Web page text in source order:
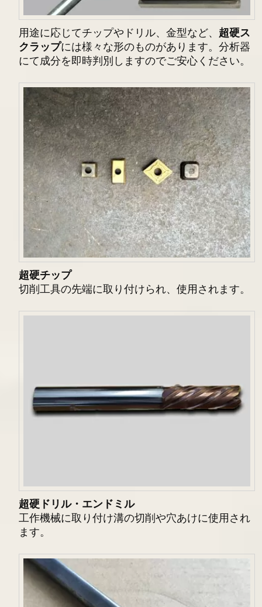
用途に応じてチップやドリル、金型など、 超硬ス
クラップには様々な形のものがあります。分析器
にて成分を即時判別しますのでご安心ください。
超硬チップ
切削工具の先端に取り付けられ、使用されます。
超硬 ドリル・エンドミル
工作機械に取り付け溝の切削や穴あけに使用され
ます。